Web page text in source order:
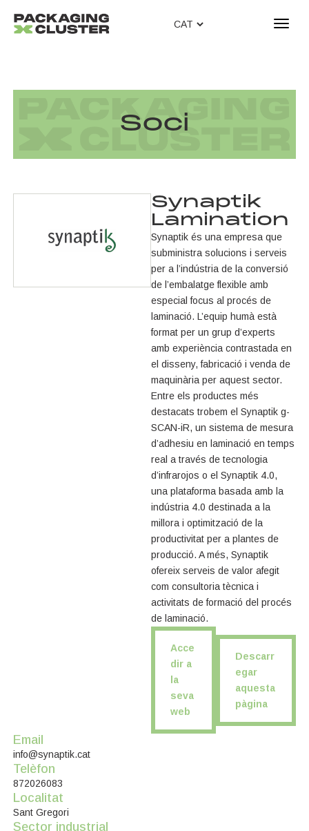
T
i
o
n
Soci
Synaptik
Lamination
Synaptik és una empresa que
subministra solucions i serveis
per a l’indústria de la conversió
de l’embalatge flexible amb
especial focus al procés de
laminació. L’equip humà està
format per un grup d’experts
amb experiència contrastada en
el disseny, fabricació i venda de
maquinària per aquest sector.
Entre els productes més
destacats trobem el Synaptik g-
SCAN-iR, un sistema de mesura
d’adhesiu en laminació en temps
real a través de tecnologia
d’infrarojos o el Synaptik 4.0,
una plataforma basada amb la
indústria 4.0 destinada a la
millora i optimització de la
productivitat per a plantes de
producció. A més, Synaptik
ofereix serveis de valor afegit
com consultoria tècnica i
activitats de formació del procés
de laminació.
Acce
dir a
la
seva
web
Descarr
egar
aquesta
pàgina
Email
info@synaptik.cat
Telèfon
872026083
Localitat
Sant Gregori
Sector industrial